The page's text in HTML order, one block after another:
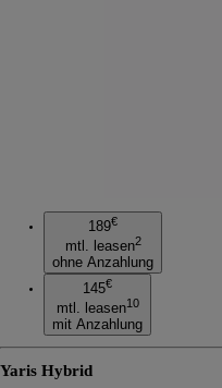
189€
mtl. leasen2
ohne Anzahlung
145€
mtl. leasen10
mit Anzahlung
Yaris Hybrid